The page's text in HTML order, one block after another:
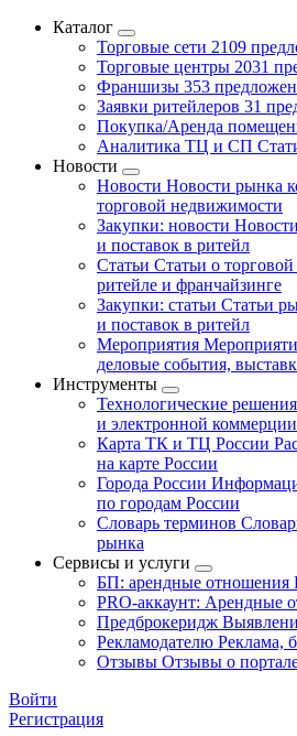
Каталог
Торговые сети 2109
Торговые центры 2031
Франшизы 353
Заявки ритейлеров 31
Покупка/Аренда
Аналитика ТЦ и СП
Новости
Новости Новости рынка
торговой недвижимости
Закупки: новости
и поставок в ритейл
Статьи Статьи о
ритейле и франчайзинге
Закупки: статьи Статьи
и поставок в ритейл
Мероприятия
деловые события,
Инструменты
Технологические
и электронной коммерции
Карта ТК и ТЦ России
на карте России
Города России
по городам России
Словарь терминов
рынка
Сервисы и услуги
БП: арендные отношения
PRO-аккаунт: Арендные
Предброкеридж
Рекламодателю Реклама,
Отзывы Отзывы о
Войти
Регистрация